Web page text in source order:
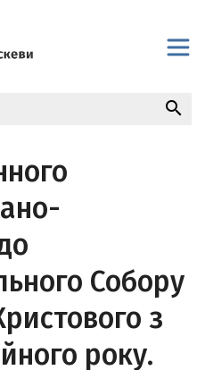
search
Собору
з
року.